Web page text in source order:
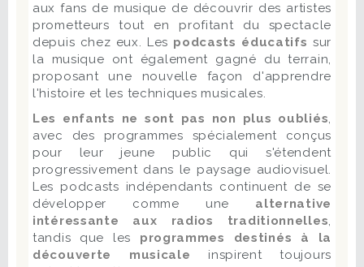
aux fans de musique de découvrir des artistes
prometteurs tout en profitant du spectacle
depuis chez eux. Les podcasts éducatifs sur
la musique ont également gagné du terrain,
proposant une nouvelle façon d'apprendre
l'histoire et les techniques musicales.
Les enfants ne sont pas non plus oubliés,
avec des programmes spécialement conçus
pour leur jeune public qui s'étendent
progressivement dans le paysage audiovisuel.
Les podcasts indépendants continuent de se
développer comme une alternative
intéressante aux radios traditionnelles,
tandis que les programmes destinés à la
découverte musicale inspirent toujours